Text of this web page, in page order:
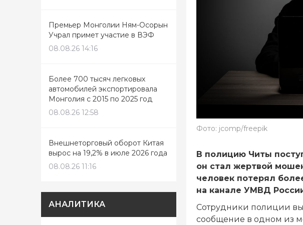
Премьер Монголии Ням-Осорын
Учрал примет участие в ВЭФ
08.08.26 14:16
Более 700 тысяч легковых
автомобилей экспортировала
Монголия с 2015 по 2025 год
08.08.26 12:58
Внешнеторговый оборот Китая
вырос на 19,2% в июле 2026 года
08.08.26 11:16
АНАЛИТИКА
Фото: jcomp/freepik
В полицию Читы
он стал жертвой
человек потерял
на канале УМВД
Сотрудники полиции
сообщение в одном из